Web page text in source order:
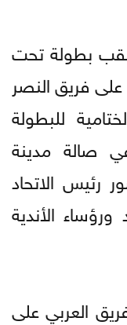
بطولة تحت
على فريق النصر
الختامية للبطولة
صالة مدينة
رئيس الاتحاد
الأندية
العربي على